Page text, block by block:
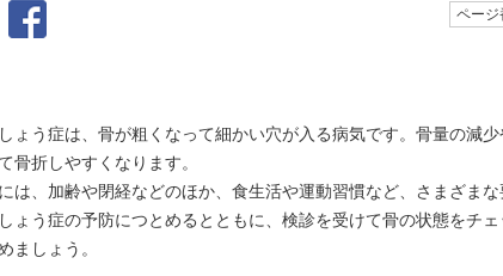
ペー
ょう症は、骨が粗くなって細かい穴が入る病気です。骨量の減
骨折しやすくなります。
は、加齢や閉経などのほか、食生活や運動習慣など、さまざまな
ょう症の予防につとめるとともに、検診を受けて骨の状態をチ
ましょう。